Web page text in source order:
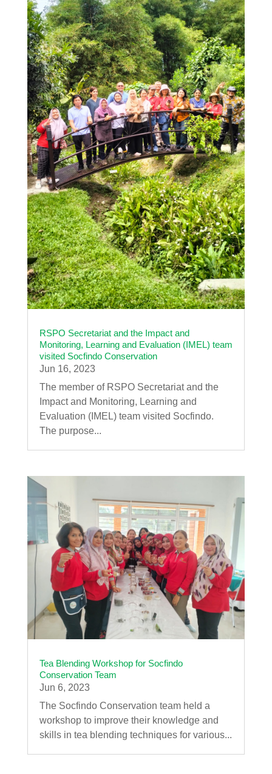
RSPO Secretariat and the Impact and
Monitoring, Learning and Evaluation (IMEL) team
visited Socfindo Conservation
Jun 16, 2023
The member of RSPO Secretariat and the
Impact and Monitoring, Learning and
Evaluation (IMEL) team visited Socfindo.
The purpose...
Tea Blending Workshop for Socfindo
Conservation Team
Jun 6, 2023
The Socfindo Conservation team held a
workshop to improve their knowledge and
skills in tea blending techniques for various...